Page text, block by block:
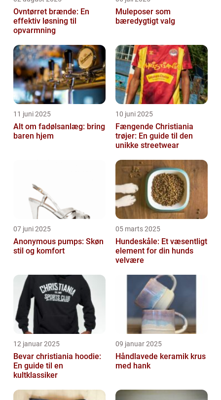
Ovntørret brænde: En
effektiv løsning til
opvarmning
Muleposer som
bæredygtigt valg
11 juni 2025
Alt om fadølsanlæg: bring
baren hjem
10 juni 2025
Fængende Christiania
trøjer: En guide til den
unikke streetwear
07 juni 2025
Anonymous pumps: Skøn
stil og komfort
05 marts 2025
Hundeskåle: Et væsentligt
element for din hunds
velvære
12 januar 2025
Bevar christiania hoodie:
En guide til en
kultklassiker
09 januar 2025
Håndlavede keramik krus
med hank